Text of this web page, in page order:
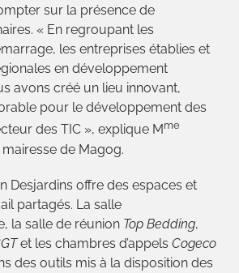
sur la présence de
« En regroupant les
les entreprises établies et
en développement
avons créé un lieu innovant,
pour le développement des
des TIC », explique Mme
de Magog.
Desjardins offre des espaces et
partagés. La salle
la salle de réunion Top Bedding,
et les chambres d’appels Cogeco
des outils mis à la disposition des